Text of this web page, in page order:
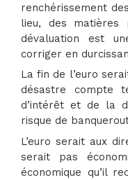
renchérissement
lieu, des matières
dévaluation est
corriger en
La fin de l’euro
désastre compte
d’intérêt et de la
risque de
L’euro serait aux
serait pas
économique qu’il